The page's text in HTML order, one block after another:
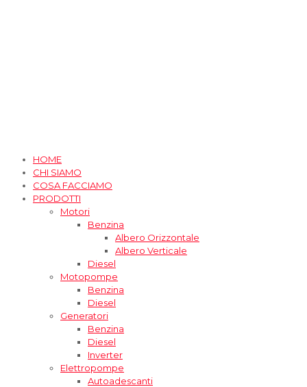
HOME
CHI SIAMO
COSA FACCIAMO
PRODOTTI
Motori
Benzina
Albero Orizzontale
Albero Verticale
Diesel
Motopompe
Benzina
Diesel
Generatori
Benzina
Diesel
Inverter
Elettropompe
Autoadescanti